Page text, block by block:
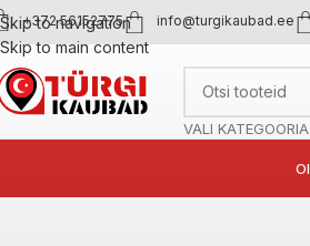
Skip to navigation
Skip to main content
+372 56152775 info@turgikaubad.ee
VALI KATEGOORIA